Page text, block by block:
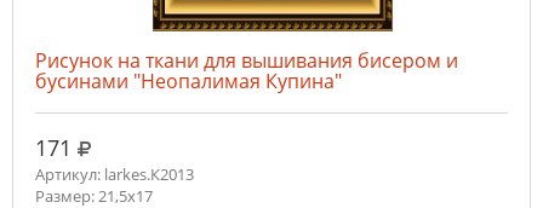
Рисунок на ткани для вышивания бисером и
бусинами "Неопалимая Купина"
171 руб.
Артикул: larkes.К2013
Размер: 21,5х17